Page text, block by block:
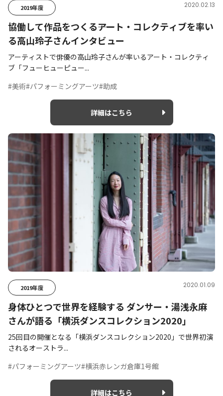
2019年度 2020.02.13
協働して作品をつくる――アート・コレクティブを率い
る高山玲子さんインタビュー
アーティストで俳優の高山玲子さんが率いるアート・コレクティ
ブ「フューヒューピュー...
#美術#パフォーミングアーツ#助成
詳細はこちら
2019年度 2020.01.09
身体ひとつで世界を経験する ダンサー・湯浅永麻
さんが語る「横浜ダンスコレクション2020」
25回目の開催となる「横浜ダンスコレクション2020」で世界初演
されるオーストラ...
#パフォーミングアーツ#横浜赤レンガ倉庫1号館
詳細はこちら